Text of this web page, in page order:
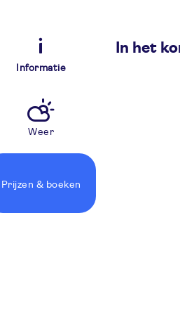
Informatie
Weer
Prijzen & boeken
In het